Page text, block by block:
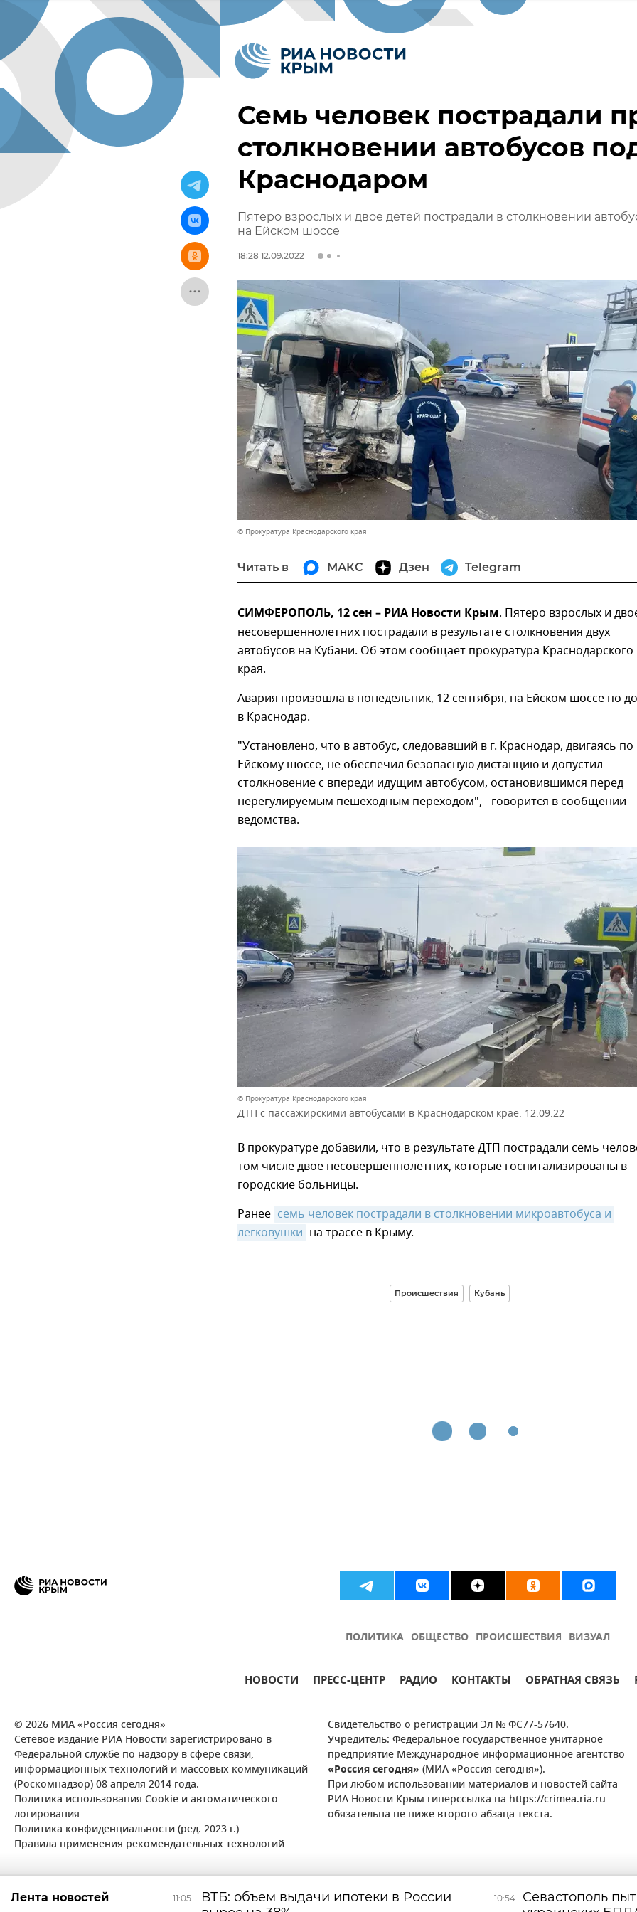
Семь человек пострадали
столкновении автобусов
Краснодаром
Пятеро взрослых и двое детей пострадали в столкновении
на Ейском шоссе
18:28 12.09.2022
© Прокуратура Краснодарского края
Читать в МАКС Дзен Telegram
СИМФЕРОПОЛЬ, 12 сен – РИА Новости Крым. Пятеро взрослых и
несовершеннолетних пострадали в результате столкновения двух
автобусов на Кубани. Об этом сообщает прокуратура Краснодарского
края.
Авария произошла в понедельник, 12 сентября, на Ейском шоссе по
в Краснодар.
"Установлено, что в автобус, следовавший в г. Краснодар, двигаясь по
Ейскому шоссе, не обеспечил безопасную дистанцию и допустил
столкновение с впереди идущим автобусом, остановившимся перед
нерегулируемым пешеходным переходом", - говорится в сообщении
ведомства.
© Прокуратура Краснодарского края
ДТП с пассажирскими автобусами в Краснодарском крае. 12.09.22
В прокуратуре добавили, что в результате ДТП пострадали семь
том числе двое несовершеннолетних, которые госпитализированы в
городские больницы.
Ранее семь человек пострадали в столкновении микроавтобуса и
легковушки на трассе в Крыму.
Происшествия Кубань
ПОЛИТИКА ОБЩЕСТВО ПРОИСШЕСТВИЯ ВИЗУАЛ
НОВОСТИ ПРЕСС-ЦЕНТР РАДИО КОНТАКТЫ ОБРАТНАЯ СВЯЗЬ
© 2026 МИА «Россия сегодня»
Сетевое издание РИА Новости зарегистрировано в
Федеральной службе по надзору в сфере связи,
информационных технологий и массовых коммуникаций
(Роскомнадзор) 08 апреля 2014 года.
Политика использования Cookie и автоматического
логирования
Политика конфиденциальности (ред. 2023 г.)
Правила применения рекомендательных технологий
Свидетельство о регистрации Эл № ФС77-57640.
Учредитель: Федеральное государственное унитарное
предприятие Международное информационное агентство
«Россия сегодня» (МИА «Россия сегодня»).
При любом использовании материалов и новостей сайта
РИА Новости Крым гиперссылка на https://crimea.ria.ru
обязательна не ниже второго абзаца текста.
11:05
ВТБ: объем выдачи ипотеки в России
10:54
Севастополь
Лента новостей